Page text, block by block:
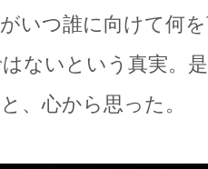
いつ誰に向けて何
ないという真実。
、心から思った。